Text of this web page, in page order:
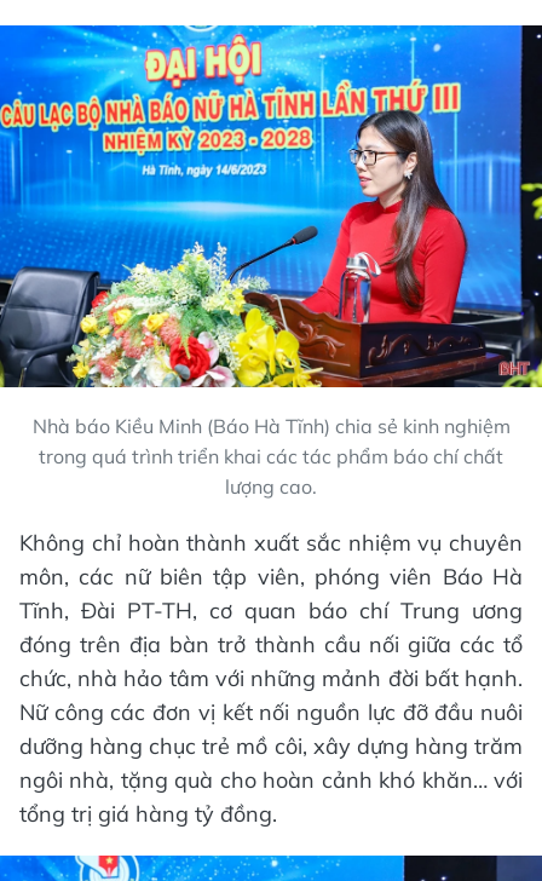
Nhà báo Kiều Minh (Báo Hà Tĩnh) chia sẻ kinh nghiệm
trong quá trình triển khai các tác phẩm báo chí chất
lượng cao.
Không chỉ hoàn thành xuất sắc nhiệm vụ chuyên
môn, các nữ biên tập viên, phóng viên Báo Hà
Tĩnh, Đài PT-TH, cơ quan báo chí Trung ương
đóng trên địa bàn trở thành cầu nối giữa các tổ
chức, nhà hảo tâm với những mảnh đời bất hạnh.
Nữ công các đơn vị kết nối nguồn lực đỡ đầu nuôi
dưỡng hàng chục trẻ mồ côi, xây dựng hàng trăm
ngôi nhà, tặng quà cho hoàn cảnh khó khăn… với
tổng trị giá hàng tỷ đồng.